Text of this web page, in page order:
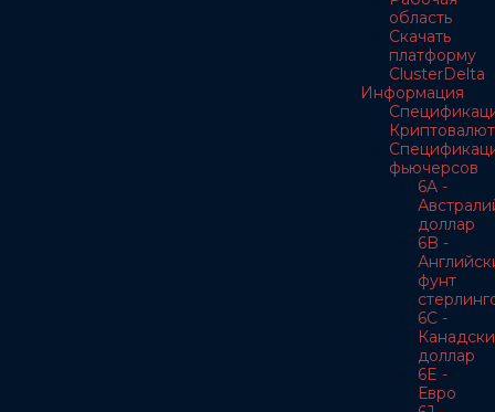
область
Скачать
платформу
ClusterDelta
Информация
Криптовалют
фьючерсов
6A -
доллар
6B -
фунт
6C -
доллар
6E -
Евро